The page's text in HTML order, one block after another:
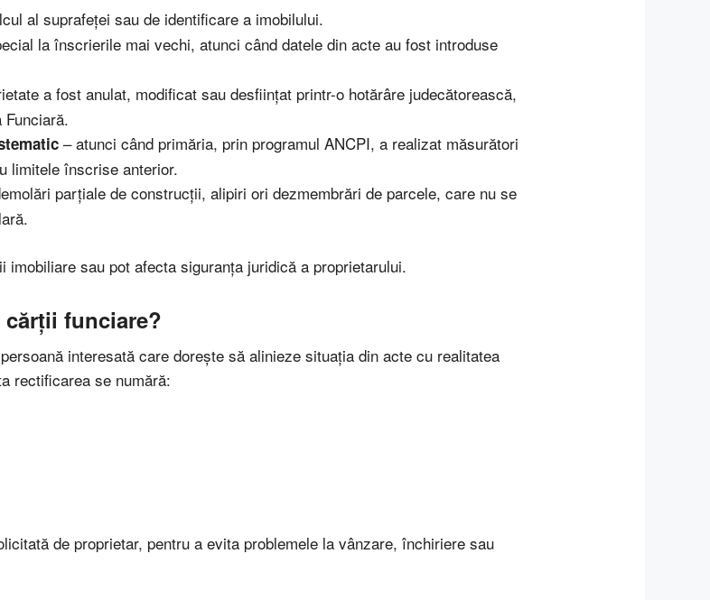
al suprafeței sau de identificare a imobilului.
la înscrierile mai vechi, atunci când datele din acte au fost introduse
a fost anulat, modificat sau desființat printr-o hotărâre judecătorească,
– atunci când primăria, prin programul ANCPI, a realizat măsurători
limitele înscrise anterior.
parțiale de construcții, alipiri ori dezmembrări de parcele, care nu se
sau pot afecta siguranța juridică a proprietarului.
funciare?
interesată care dorește să alinieze situația din acte cu realitatea
rectificarea se numără:
de proprietar, pentru a evita problemele la vânzare, închiriere sau